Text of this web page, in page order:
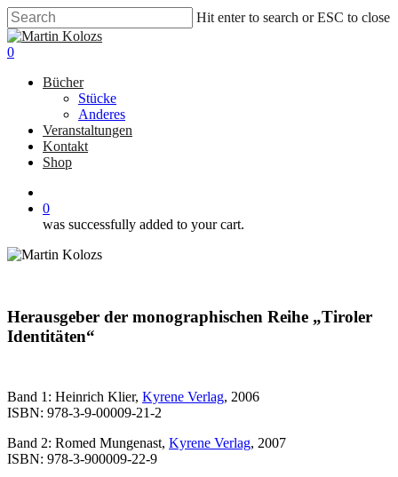
Skip
to
main
content
Hit enter to search or ESC to close
Close
Search
0
Bücher
Stücke
Anderes
Veranstaltungen
Kontakt
Shop
0
was successfully added to your cart.
Herausgeber der monographischen Reihe „Tiroler
Identitäten“
Band 1: Heinrich Klier, Kyrene Verlag, 2006
ISBN: 978-3-9-00009-21-2
Band 2: Romed Mungenast, Kyrene Verlag, 2007
ISBN: 978-3-900009-22-9